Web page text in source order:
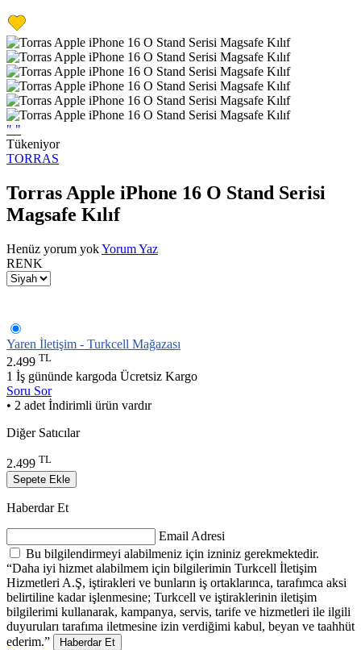
" "
Tükeniyor
TORRAS
Torras Apple iPhone 16 O Stand Serisi
Magsafe Kılıf
Henüz yorum yokYorum Yaz
RENK
Yaren İletişim - Turkcell Mağazası
2.499 TL
1 İş gününde kargoda Ücretsiz Kargo
Soru Sor
• 2 adet İndirimli ürün vardır
Diğer Satıcılar
2.499 TL
Sepete Ekle
Haberdar Et
Email Adresi
Bu bilgilendirmeyi alabilmeniz için izniniz gerekmektedir.
“Daha iyi hizmet alabilmem için bilgilerimin Turkcell İletişim
Hizmetleri A.Ş, iştirakleri ve bunların iş ortaklarınca, tarafımca aksi
belirtiline kadar işlenmesine; Turkcell ve iştiraklerinin iletişim
bilgilerimi kullanarak, kampanya, servis, tarife ve hizmetleri ile ilgili
duyuruları tarafıma iletmesine izin verdiğimi kabul, beyan ve taahhüt
ederim.”
Haberdar Et